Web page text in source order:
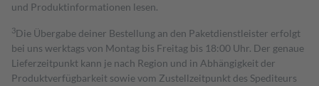
und Produktinformationen lesen.
3Die Übergabe deiner Bestellung an den Paketdienstleister erfolgt
bei uns werktags von Montag bis Freitag bis 18:00 Uhr. Der genaue
Lieferzeitpunkt kann je nach Region und in Abhängigkeit der
Produktverfügbarkeit sowie vom Zustellzeitpunkt des Spediteurs